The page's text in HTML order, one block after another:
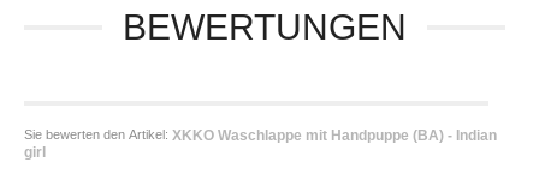
BEWERTUNGEN
Sie bewerten den Artikel: XKKO Waschlappe mit Handpuppe (BA) - Indian
girl